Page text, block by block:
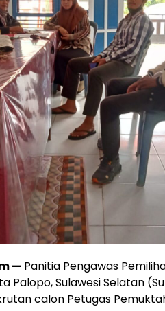
— Panitia Pengawas
Palopo, Sulawesi Selatan
calon Petugas